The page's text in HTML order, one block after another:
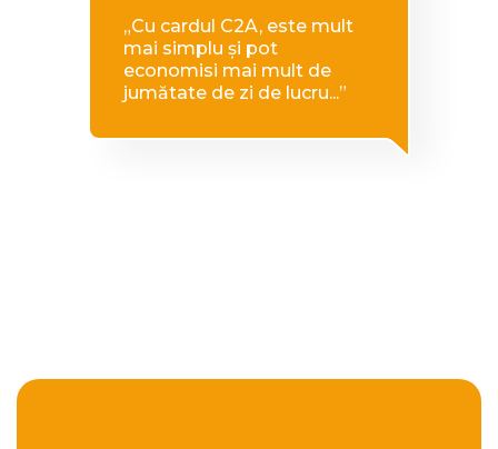
„Cu cardul C2A, este mult
mai simplu și pot
economisi mai mult de
jumătate de zi de lucru...”